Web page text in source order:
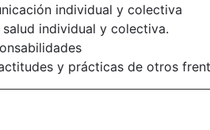
individual y colectiva
individual y colectiva.
y prácticas de otros